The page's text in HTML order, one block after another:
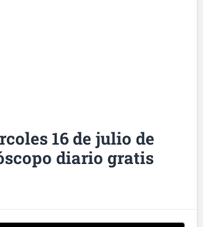
16 de julio de
diario gratis